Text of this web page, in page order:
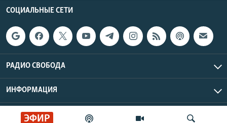
ЭФИР
СОЦИАЛЬНЫЕ СЕТИ
РАДИО СВОБОДА
ИНФОРМАЦИЯ
Радио Свобода © 2026 RFE/RL, Inc. | Все права защищены.